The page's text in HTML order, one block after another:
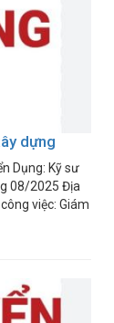
dựng
Dụng: Kỹ sư
08/2025 Địa
việc: Giám